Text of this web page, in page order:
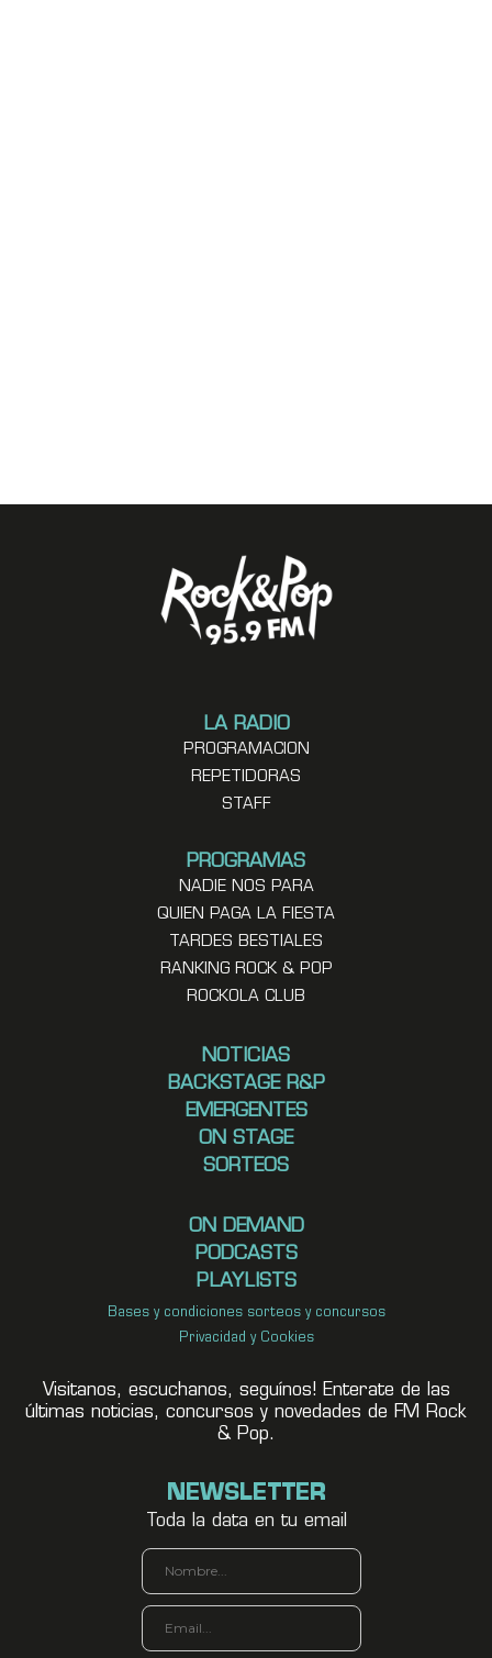
LA RADIO
PROGRAMACION
REPETIDORAS
STAFF
PROGRAMAS
NADIE NOS PARA
QUIEN PAGA LA FIESTA
TARDES BESTIALES
RANKING ROCK & POP
ROCKOLA CLUB
NOTICIAS
BACKSTAGE R&P
EMERGENTES
ON STAGE
SORTEOS
ON DEMAND
PODCASTS
PLAYLISTS
Bases y condiciones sorteos y concursos
Privacidad y Cookies
Visitanos, escuchanos, seguínos! Enterate de las
últimas noticias, concursos y novedades de FM Rock
& Pop.
NEWSLETTER
Toda la data en tu email